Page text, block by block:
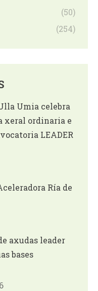
(50)
(254)
Umia celebra
xeral ordinaria e
LEADER
Ría de
axudas leader
bases